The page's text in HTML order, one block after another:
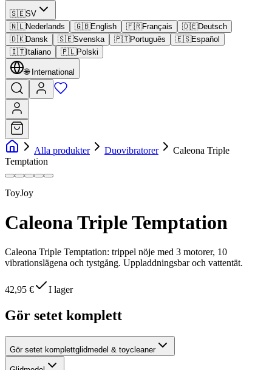
🇸🇪SV
🇳🇱Nederlands 🇬🇧English 🇫🇷Français 🇩🇪Deutsch
🇩🇰Dansk 🇸🇪Svenska 🇵🇹Português 🇪🇸Español
🇮🇹Italiano 🇵🇱Polski
🌐 International
Alla produkter Duovibratorer
Caleona Triple
Temptation
ToyJoy
Caleona Triple Temptation
Caleona Triple Temptation: trippel nöje med 3 motorer, 10
vibrationslägena och tystgång. Uppladdningsbar och vattentät.
42,95 € I lager
Gör setet komplett
Gör setet komplettglidmedel & toycleaner